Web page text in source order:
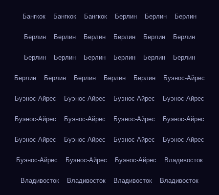
Бангкок Бангкок Бангкок Берлин Берлин Берлин
Берлин Берлин Берлин Берлин Берлин Берлин
Берлин Берлин Берлин Берлин Берлин Берлин
Берлин Берлин Берлин Берлин Берлин Буэнос-Айрес
Буэнос-Айрес Буэнос-Айрес Буэнос-Айрес Буэнос-Айрес
Буэнос-Айрес Буэнос-Айрес Буэнос-Айрес Буэнос-Айрес
Буэнос-Айрес Буэнос-Айрес Буэнос-Айрес Буэнос-Айрес
Буэнос-Айрес Буэнос-Айрес Буэнос-Айрес Владивосток
Владивосток Владивосток Владивосток Владивосток